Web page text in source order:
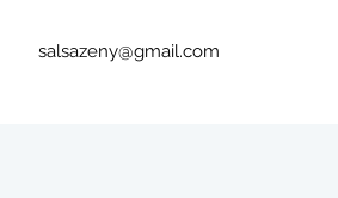
salsazeny@gmail.com